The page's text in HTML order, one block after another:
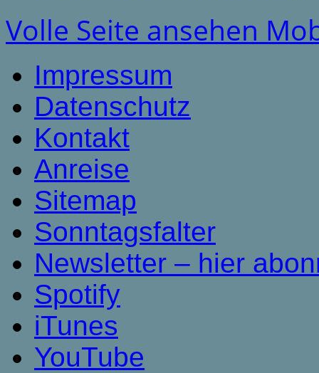
Volle Seite ansehen
Impressum
Datenschutz
Kontakt
Anreise
Sitemap
Sonntagsfalter
Newsletter – hier
Spotify
iTunes
YouTube